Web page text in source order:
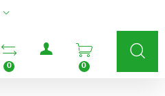
Ouvrir la liste
0
Menu utilisateur
Ouvrir le
0